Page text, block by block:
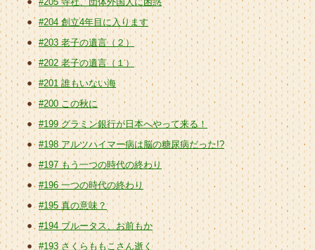
#204 創立4年目に入ります
#203 老子の遺言（２）
#202 老子の遺言（１）
#201 誰もいない海
#200 この秋に
#199 グラミン銀行が日本へやって来る！
#198 アルツハイマー病は脳の糖尿病だった!?
#197 もう一つの時代の終わり
#196 一つの時代の終わり
#195 真の意味？
#194 ブルータス、お前もか
#193 さくらももこさん逝く